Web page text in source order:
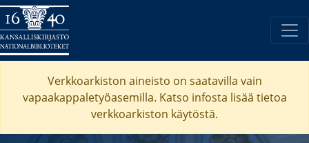
Verkkoarkiston aineisto on saatavilla vain
vapaakappaletyöasemilla. Katso infosta lisää tietoa
verkkoarkiston käytöstä.